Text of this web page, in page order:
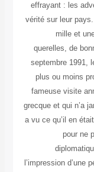
effrayant : les
vérité sur leur
mille et
querelles, de
septembre 1991,
plus ou moins
fameuse visite
grecque et qui n’a
a vu ce qu’il en
pour ne
l’impression d’une